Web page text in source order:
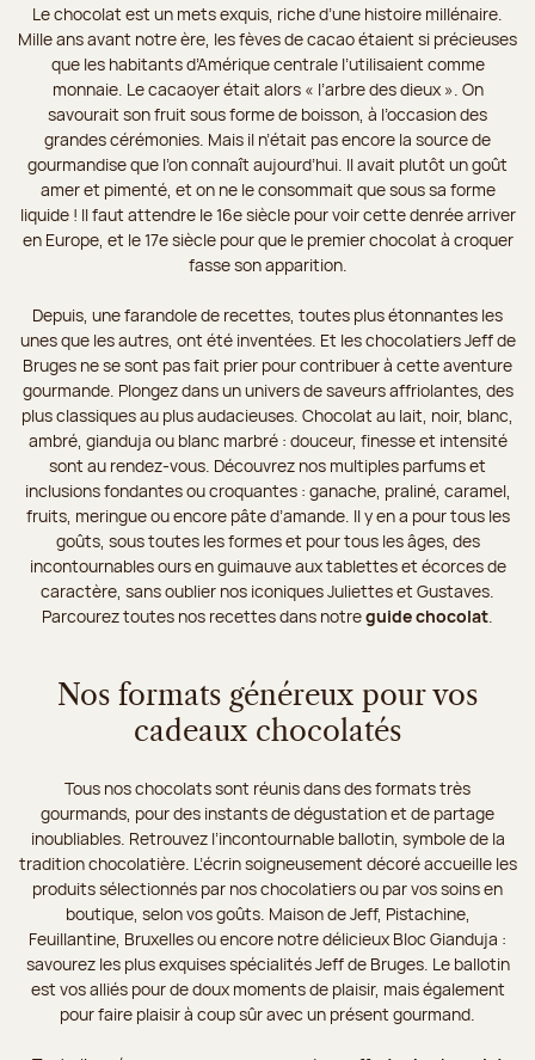
Le chocolat est un mets exquis, riche d’une histoire millénaire.
Mille ans avant notre ère, les fèves de cacao étaient si précieuses
que les habitants d’Amérique centrale l’utilisaient comme
monnaie. Le cacaoyer était alors « l’arbre des dieux ». On
savourait son fruit sous forme de boisson, à l’occasion des
grandes cérémonies. Mais il n’était pas encore la source de
gourmandise que l’on connaît aujourd’hui. Il avait plutôt un goût
amer et pimenté, et on ne le consommait que sous sa forme
liquide ! Il faut attendre le 16e siècle pour voir cette denrée arriver
en Europe, et le 17e siècle pour que le premier chocolat à croquer
fasse son apparition.
Depuis, une farandole de recettes, toutes plus étonnantes les
unes que les autres, ont été inventées. Et les chocolatiers Jeff de
Bruges ne se sont pas fait prier pour contribuer à cette aventure
gourmande. Plongez dans un univers de saveurs affriolantes, des
plus classiques au plus audacieuses. Chocolat au lait, noir, blanc,
ambré, gianduja ou blanc marbré : douceur, finesse et intensité
sont au rendez-vous. Découvrez nos multiples parfums et
inclusions fondantes ou croquantes : ganache, praliné, caramel,
fruits, meringue ou encore pâte d’amande. Il y en a pour tous les
goûts, sous toutes les formes et pour tous les âges, des
incontournables ours en guimauve aux tablettes et écorces de
caractère, sans oublier nos iconiques Juliettes et Gustaves.
Parcourez toutes nos recettes dans notreguide chocolat
Nos formats généreux pour vos
cadeaux chocolatés
Tous nos chocolats sont réunis dans des formats très
gourmands, pour des instants de dégustation et de partage
inoubliables. Retrouvez l’incontournable ballotin, symbole de la
tradition chocolatière. L’écrin soigneusement décoré accueille les
produits sélectionnés par nos chocolatiers ou par vos soins en
boutique, selon vos goûts. Maison de Jeff, Pistachine,
Feuillantine, Bruxelles ou encore notre délicieux Bloc Gianduja :
savourez les plus exquises spécialités Jeff de Bruges. Le ballotin
est vos alliés pour de doux moments de plaisir, mais également
pour faire plaisir à coup sûr avec un présent gourmand.